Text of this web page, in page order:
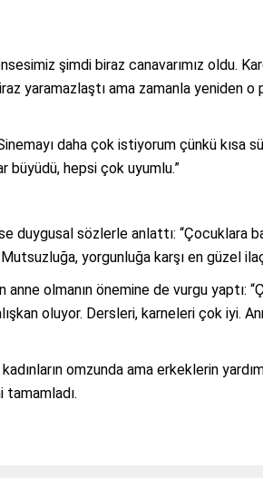
şimdi biraz canavarımız oldu.
yaramazlaştı ama zamanla yeniden o
daha çok istiyorum çünkü kısa
büyüdü, hepsi çok uyumlu.”
duygusal sözlerle anlattı: “Çocuklara
yorgunluğa karşı en güzel
olmanın önemine de vurgu yaptı:
oluyor. Dersleri, karneleri çok iyi.
omzunda ama erkeklerin
tamamladı.